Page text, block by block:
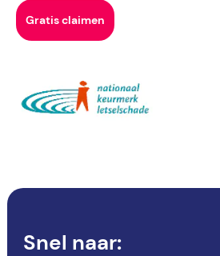
Gratis claimen
Snel naar: